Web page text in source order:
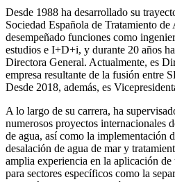
Desde 1988 ha desarrollado su
Sociedad Española de Tratamiento
desempeñado funciones como
estudios e I+D+i, y durante 20 años
Directora General. Actualmente, es
empresa resultante de la fusión
Desde 2018, además, es
A lo largo de su carrera, ha
numerosos proyectos internacionales
de agua, así como la implementación
desalación de agua de mar y
amplia experiencia en la aplicación de
para sectores específicos como la